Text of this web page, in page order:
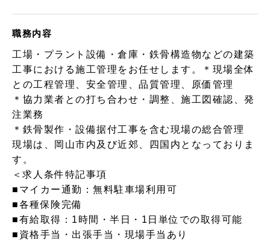
職務内容
工場・プラント設備・倉庫・鉄骨構造物などの建築
工事における施工管理をお任せします。＊現場全体
との工程管理、安全管理、品質管理、原価管理
＊協力業者との打ち合わせ・調整、施工図確認、発
注業務
＊鉄骨製作・設備据付工事を含む現場の総合管理
現場は、岡山市内及び近郊、四国内となっておりま
す。
＜求人条件特記事項
■マイカー通勤：無料駐車場利用可
■各種保険完備
■有給取得：1時間・半日・1日単位での取得可能
■資格手当・出張手当・現場手当あり